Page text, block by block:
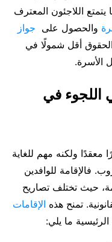
اللاجئون المعترف
والحصول على جواز
أقل شمولًا في
الأسرة.
اللجوء في
معقدًا ولكنه مهم للغاية
فالإقامة للوافدين
حيث تختلف تصاريح
تمنح هذه الإقامات
ما يلي: